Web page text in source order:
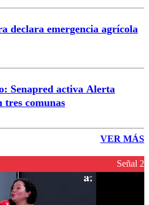
declara emergencia agrícola
Senapred activa Alerta
tres comunas
VER MÁS
Señal 2